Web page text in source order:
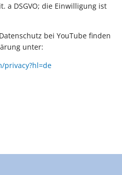
a DSGVO; die Einwilligung ist
bei YouTube finden
unter:
privacy?hl=de